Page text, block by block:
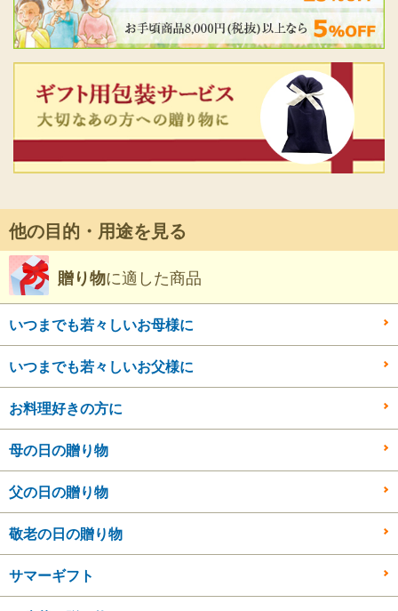
他の目的・用途を見る
贈り物に適した商品
いつまでも若々しいお母様に
いつまでも若々しいお父様に
お料理好きの方に
母の日の贈り物
父の日の贈り物
敬老の日の贈り物
サマーギフト